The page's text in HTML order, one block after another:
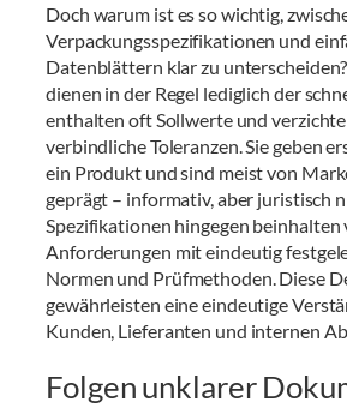
Doch warum ist es so wichtig,
Verpackungsspezifikationen und
Datenblättern klar zu
dienen in der Regel lediglich der
enthalten oft Sollwerte und
verbindliche Toleranzen. Sie geben
ein Produkt und sind meist von
geprägt – informativ, aber juristisch
Spezifikationen hingegen beinhalten
Anforderungen mit eindeutig
Normen und Prüfmethoden. Diese
gewährleisten eine eindeutige
Kunden, Lieferanten und internen
Folgen unklarer